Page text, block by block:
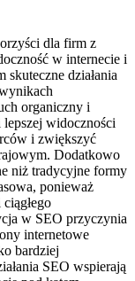
dla firm z
w internecie i
działania
organiczny i
widoczności
i zwiększyć
Dodatkowo
niż tradycyjne formy
ponieważ
w SEO przyczynia
internetowe
bardziej
SEO wspierają